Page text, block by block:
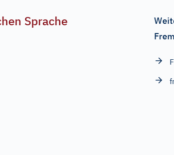
Sprache